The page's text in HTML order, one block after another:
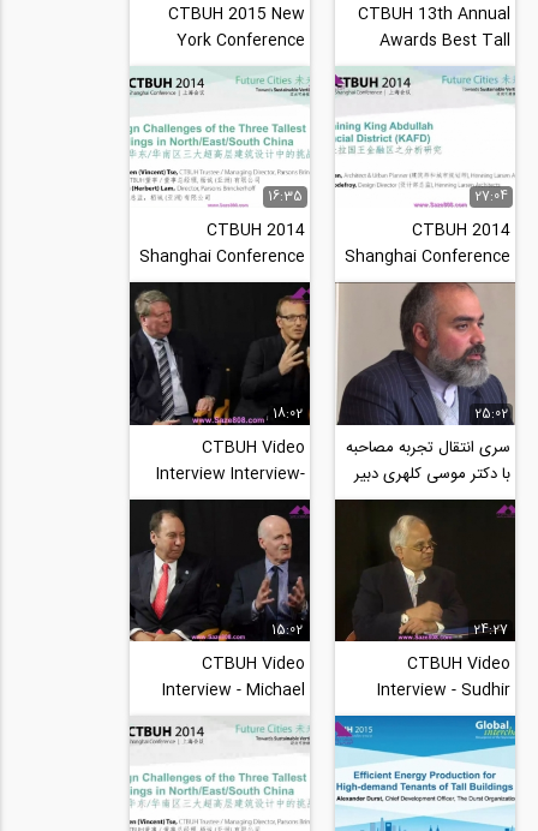
CTBUH 13th Annual
Awards Best Tall
Building Featured
Finalist- Putting a
CTBUH 2015 New
York Conference
Mediating Scale,
Performance and
Iconicity A...
27:04
CTBUH 2014
Shanghai Conference
Examining King
Abdullah Financial
District (KAFD...
16:35
CTBUH 2014
Shanghai Conference
Design Challenges
Design Challenges of
the 3...
25:02
سری انتقال تجربه مصاحبه
با دکتر موسی کلهری دبیر
انجمن بتن ایران
18:02
CTBUH Video
Interview Interview-
One Central Park
Michael Goldrick &...
24:27
CTBUH Video
Interview - Sudhir
Jambhekar - Senior
Partner, FXFOWLE
Architects
15:02
CTBUH Video
Interview - Michael
Adlerstein & John
Gering United
Nations...